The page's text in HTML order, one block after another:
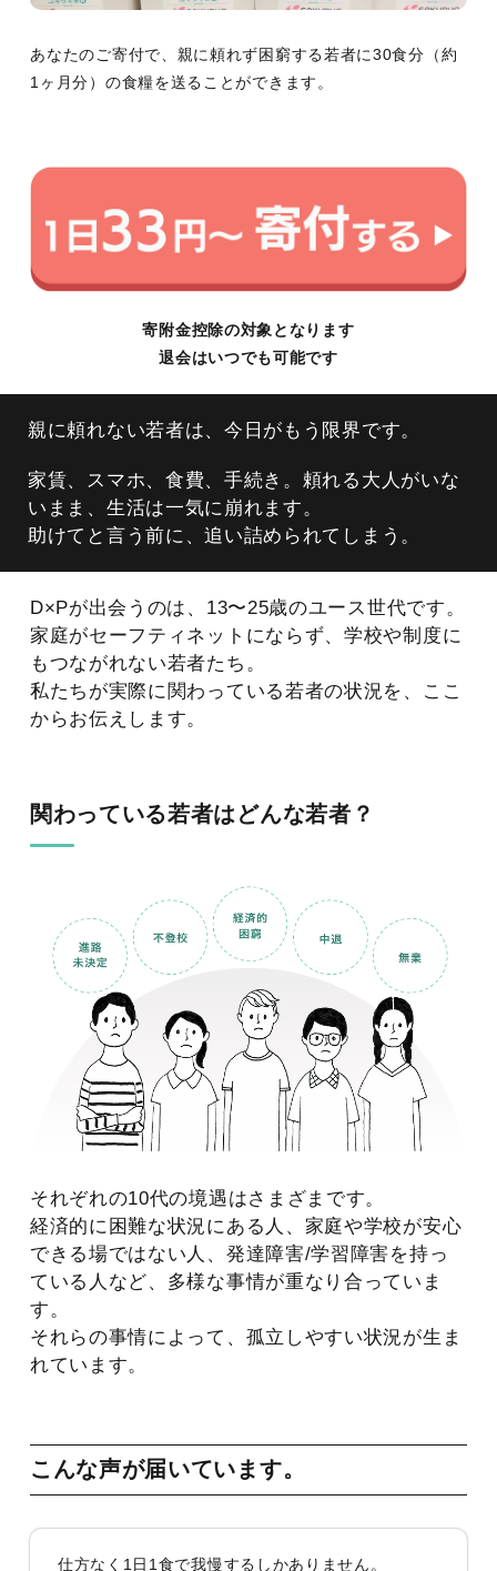
あなたのご寄付で、親に頼れず困窮する若者に30食分（約
1ヶ月分）の食糧を送ることができます。
寄附金控除の対象となります
退会はいつでも可能です
親に頼れない若者は、今日がもう限界です。
家賃、スマホ、食費、手続き。頼れる大人がいな
いまま、生活は一気に崩れます。
助けてと言う前に、追い詰められてしまう。
D×Pが出会うのは、13〜25歳のユース世代です。
家庭がセーフティネットにならず、学校や制度に
もつながれない若者たち。
私たちが実際に関わっている若者の状況を、ここ
からお伝えします。
関わっている若者はどんな若者？
それぞれの10代の境遇はさまざまです。
経済的に困難な状況にある人、家庭や学校が安心
できる場ではない人、発達障害/学習障害を持っ
ている人など、多様な事情が重なり合っていま
す。
それらの事情によって、孤立しやすい状況が生ま
れています。
こんな声が届いています。
仕方なく1日1食で我慢するしかありません。